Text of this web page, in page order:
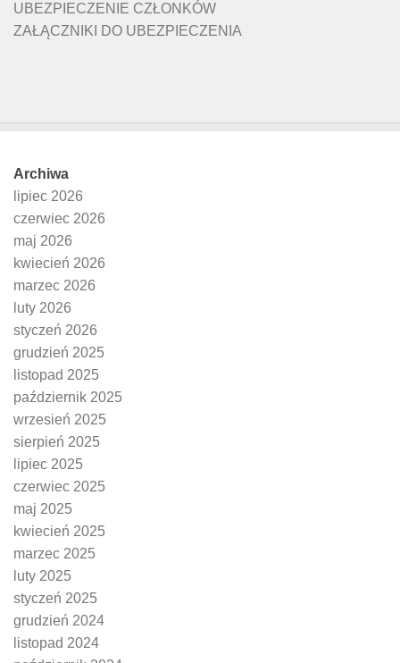
UBEZPIECZENIE CZŁONKÓW
ZAŁĄCZNIKI DO UBEZPIECZENIA
Archiwa
lipiec 2026
czerwiec 2026
maj 2026
kwiecień 2026
marzec 2026
luty 2026
styczeń 2026
grudzień 2025
listopad 2025
październik 2025
wrzesień 2025
sierpień 2025
lipiec 2025
czerwiec 2025
maj 2025
kwiecień 2025
marzec 2025
luty 2025
styczeń 2025
grudzień 2024
listopad 2024